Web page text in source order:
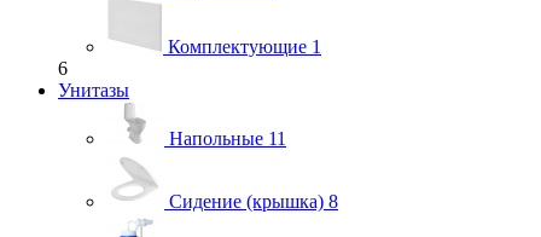
Комплектующие 1
6
Унитазы
Напольные 11
Сидение (крышка) 8